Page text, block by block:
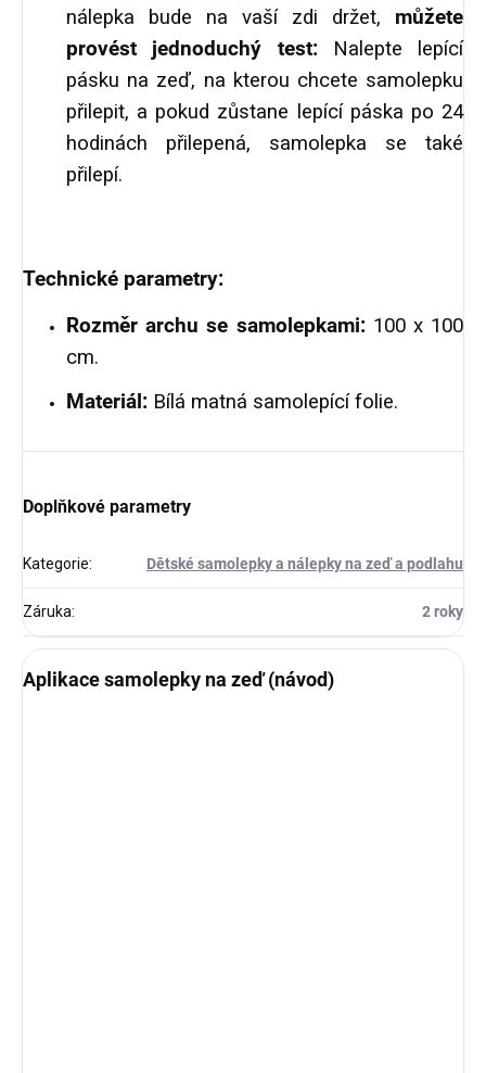
nálepka bude na vaší zdi držet, můžete
provést jednoduchý test:Nalepte lepící
pásku na zeď, na kterou chcete samolepku
přilepit, a pokud zůstane lepící páska po 24
hodinách přilepená, samolepka se také
přilepí.
Technické parametry:
Rozměr archu se samolepkami:100 x 100
cm.
Materiál: Bílá matná samolepící folie.
Doplňkové parametry
Kategorie: Dětské samolepky a nálepky na zeď a podlahu
Záruka: 2 roky
Aplikace samolepky na zeď (návod)